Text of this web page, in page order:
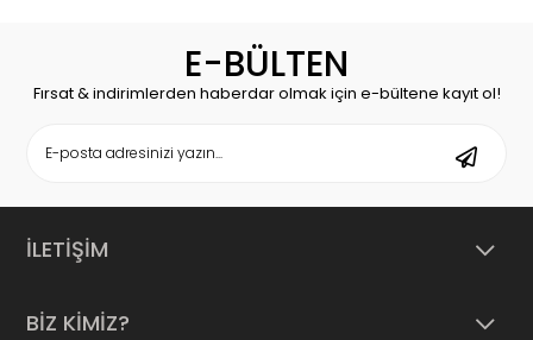
E-BÜLTEN
Fırsat & indirimlerden haberdar olmak için e-bültene kayıt ol!
İLETİŞİM
BİZ KİMİZ?